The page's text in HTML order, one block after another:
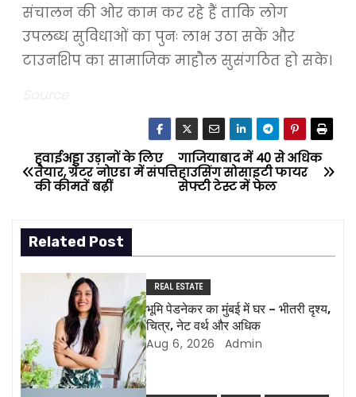
संचालन की ओर काम कर रहे हैं ताकि लोग
उपलब्ध सुविधाओं का पुनः लाभ उठा सकें और
टाउनशिप का सामाजिक माहौल सुसंगठित हो सके।
P
s
t
a
v
गाजियाबाद में 40 से अधिक
हाउसिंग सोसाइटी फायर
सेफ्टी टेस्ट में फेल
हवाईअड्डा उड़ानों के लिए
तैयार, ग्रेटर नोएडा में संपत्ति
की कीमतें बढ़ीं
Related Post
REAL ESTATE
भूमि पेडनेकर का मुंबई में घर – भीतरी दृश्य,
चित्र, नेट वर्थ और अधिक
Aug 6, 2026 Admin